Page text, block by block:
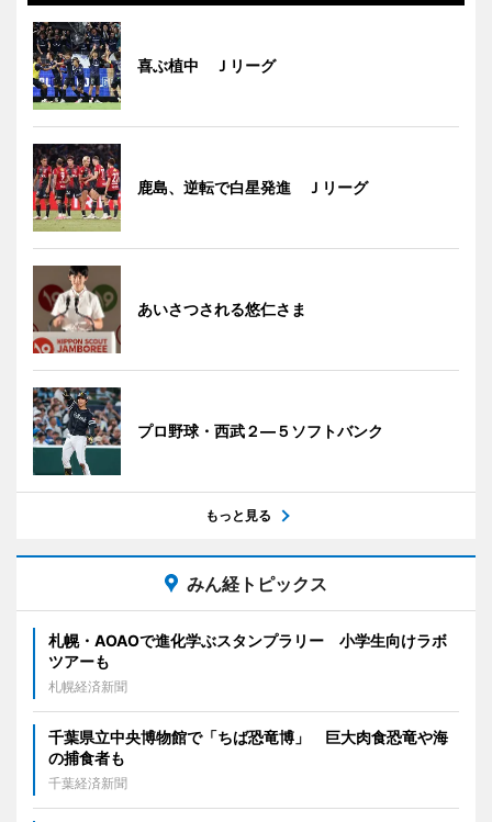
喜ぶ植中 Ｊリーグ
鹿島、逆転で白星発進 Ｊリーグ
あいさつされる悠仁さま
プロ野球・西武２―５ソフトバンク
もっと見る
みん経トピックス
札幌・AOAOで進化学ぶスタンプラリー 小学生向けラボ
ツアーも
札幌経済新聞
千葉県立中央博物館で「ちば恐竜博」 巨大肉食恐竜や海
の捕食者も
千葉経済新聞